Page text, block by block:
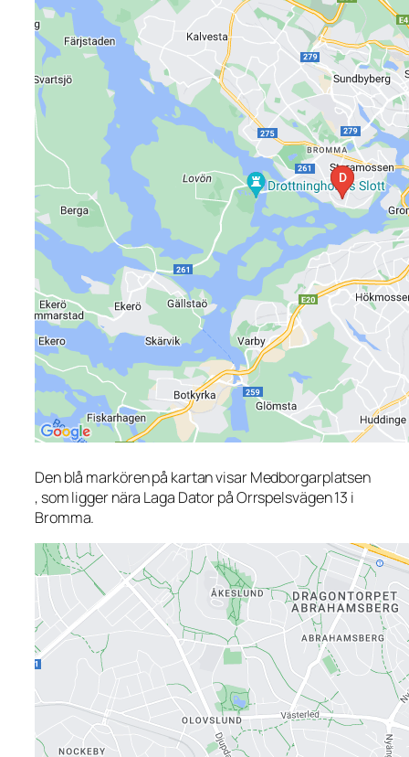
Den blå markören på kartan visar Medborgarplatsen
, som ligger nära Laga Dator på Orrspelsvägen 13 i
Bromma.